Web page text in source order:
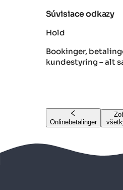
Súvisiace odkazy
Hold
Bookinger,
kundestyring – alt
Onlinebetalinger